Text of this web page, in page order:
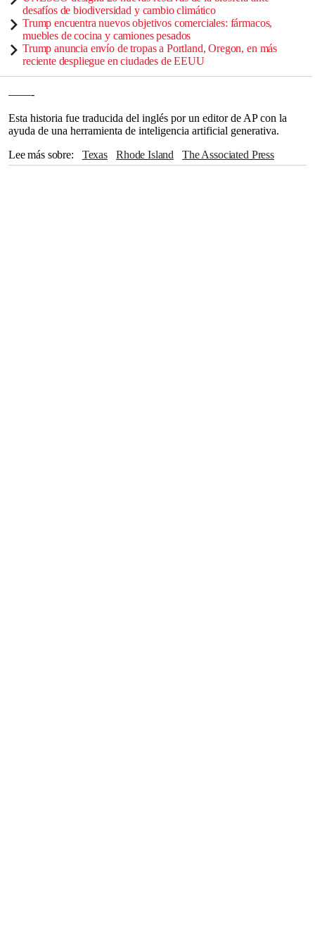
desafíos de biodiversidad y cambio climático
Trump encuentra nuevos objetivos comerciales: fármacos,
muebles de cocina y camiones pesados
Trump anuncia envío de tropas a Portland, Oregon, en más
reciente despliegue en ciudades de EEUU
——-
Esta historia fue traducida del inglés por un editor de AP con la
ayuda de una herramienta de inteligencia artificial generativa.
Lee más sobre
Texas Rhode Island
The Associated Press